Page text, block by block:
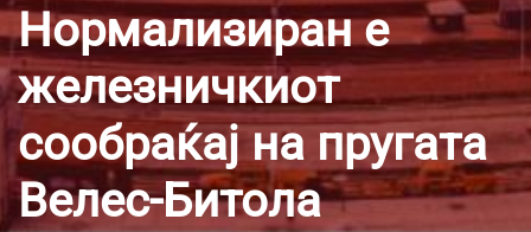
Нормализиран е
железничкиот
сообраќај на пругата
Велес-Битола